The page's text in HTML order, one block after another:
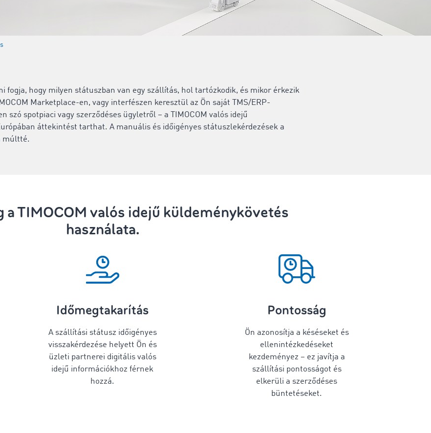
fogja, hogy milyen státuszban van egy szállítás, hol tartózkodik, és mikor érkezik
Marketplace-en, vagy interfészen keresztül az Ön saját TMS/ERP-
szó spotpiaci vagy szerződéses ügyletről – a TIMOCOM valós idejű
áttekintést tarthat. A manuális és időigényes státuszlekérdezések a
múltté.
a TIMOCOM valós idejű küldeménykövetés
használata.
Időmegtakarítás
A szállítási státusz időigényes
visszakérdezése helyett Ön és
üzleti partnerei digitális valós
idejű információkhoz férnek
hozzá.
Pontosság
Ön azonosítja a késéseket és
ellenintézkedéseket
kezdeményez – ez javítja a
szállítási pontosságot és
elkerüli a szerződéses
büntetéseket.